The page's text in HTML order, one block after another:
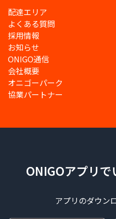
配達エリア
よくある質問
採用情報
お知らせ
ONIGO通信
会社概要
オニゴーパーク
協業パートナー
ONIGOアプリ
アプリのダウン